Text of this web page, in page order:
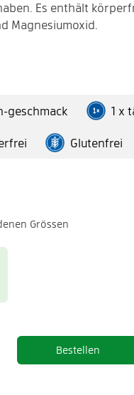
Es enthält
Magnesiumoxid.
geschmack 1 x
Glutenfrei
Grössen
Bestellen